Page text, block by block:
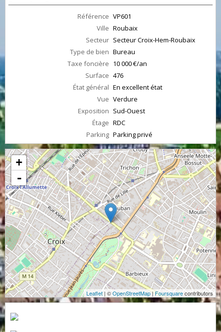
Référence VP601
Ville Roubaix
Secteur Secteur Croix-Hem-Roubaix
Type de bien Bureau
Taxe foncière 10 000 €/an
Surface 476
État général En excellent état
Vue Verdure
Exposition Sud-Ouest
Étage RDC
Parking Parking privé
+
-
Leaflet| ©OpenStreetMap|Foursquarecontributors